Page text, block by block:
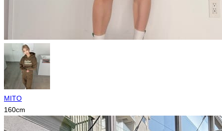
MITO
160cm